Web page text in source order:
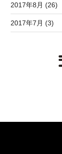
2017年8月 (26)
2017年7月 (3)